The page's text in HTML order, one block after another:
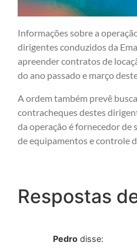
Informações sobre a
dirigentes conduzidos da
apreender contratos de
do ano passado e março
A ordem também prevê
contracheques destes
da operação é fornecedor de
de equipamentos e controle
Respostas
Pedro disse: